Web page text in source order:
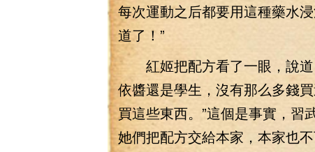
每次運動之后都要用這種藥水
道了！”
紅姬把配方看了一眼，說道
依醬還是學生，沒有那么多錢
買這些東西。”這個是事實，習
她們把配方交給本家，本家也